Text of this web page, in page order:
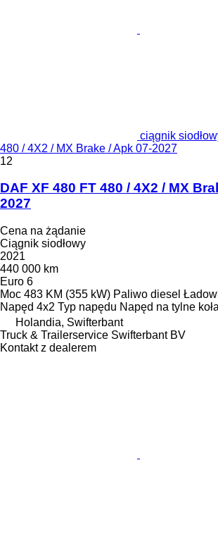
ciągnik
480 / 4X2 / MX Brake / Apk 07-2027
12
DAF XF 480 FT 480 / 4X2 / MX
2027
Cena na żądanie
Ciągnik siodłowy
2021
440 000 km
Euro 6
Moc 483 KM (355 kW) Paliwo diesel
Napęd 4x2 Typ napędu Napęd na tylne koła
Holandia, Swifterbant
Truck & Trailerservice Swifterbant BV
Kontakt z dealerem